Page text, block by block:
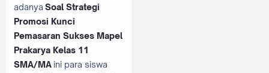
adanya Soal Strategi
Promosi Kunci
Pemasaran Sukses Mapel
Prakarya Kelas 11
SMA/MAini para siswa